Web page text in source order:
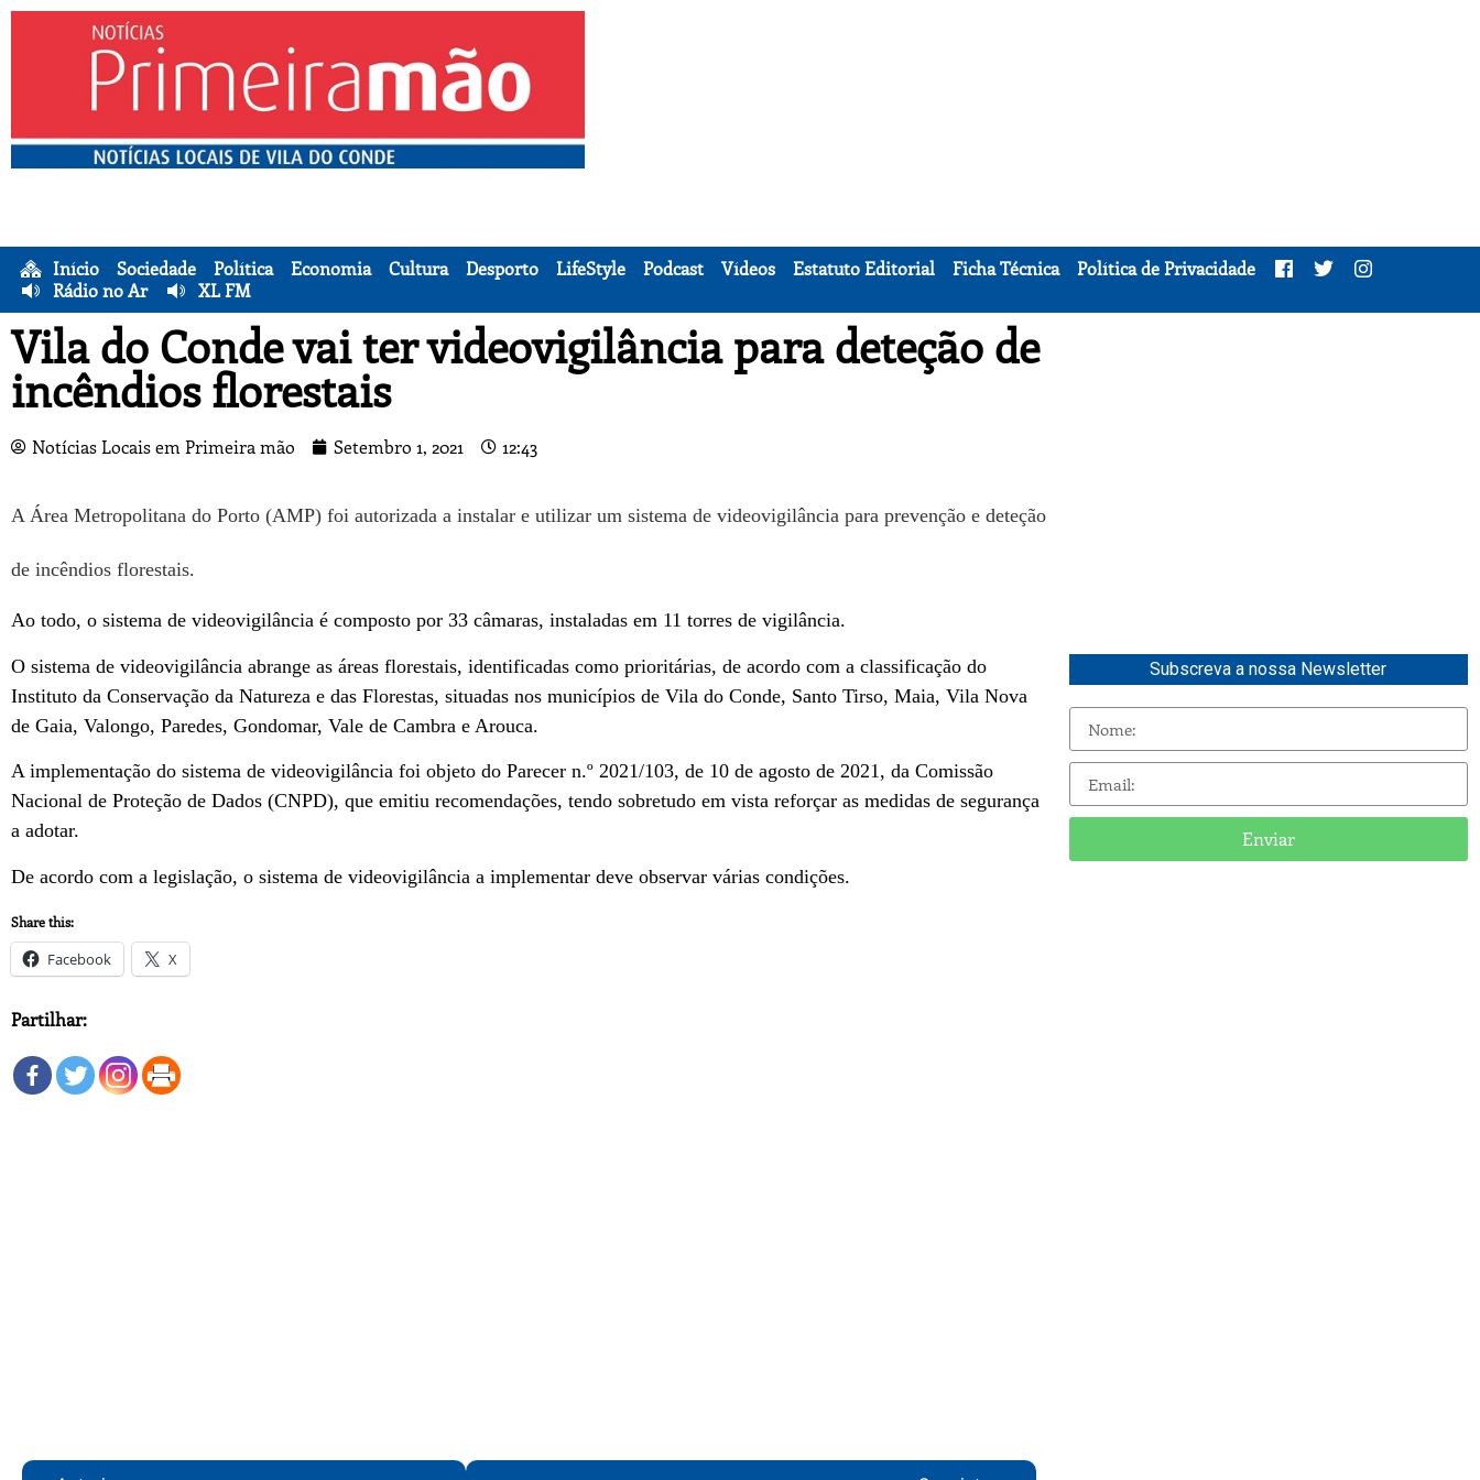
Início Sociedade Política Economia Cultura Desporto LifeStyle Podcast Vídeos Estatuto Editorial Ficha Técnica
Política de Privacidade
Rádio no Ar
XL FM
Vila do Conde vai ter videovigilância para deteção de
incêndios florestais
Notícias Locais em Primeira mão Setembro 1, 2021 12:43
A Área Metropolitana do Porto (AMP) foi autorizada a instalar e utilizar um sistema de videovigilância para prevenção e deteção
de incêndios florestais.
Ao todo, o sistema de videovigilância é composto por 33 câmaras, instaladas em 11 torres de vigilância.
O sistema de videovigilância abrange as áreas florestais, identificadas como prioritárias, de acordo com a classificação do
Instituto da Conservação da Natureza e das Florestas, situadas nos municípios de Vila do Conde, Santo Tirso, Maia, Vila Nova
de Gaia, Valongo, Paredes, Gondomar, Vale de Cambra e Arouca.
A implementação do sistema de videovigilância foi objeto do Parecer n.º 2021/103, de 10 de agosto de 2021, da Comissão
Nacional de Proteção de Dados (CNPD), que emitiu recomendações, tendo sobretudo em vista reforçar as medidas de segurança
a adotar.
De acordo com a legislação, o sistema de videovigilância a implementar deve observar várias condições.
Share this:
Facebook X
Partilhar:
Subscreva a nossa Newsletter
Enviar